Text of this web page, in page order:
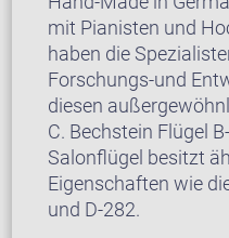
mit Pianisten und
haben die
Forschungs-und
diesen
C. Bechstein Flügel
Salonflügel besitzt
Eigenschaften wie
und D-282.